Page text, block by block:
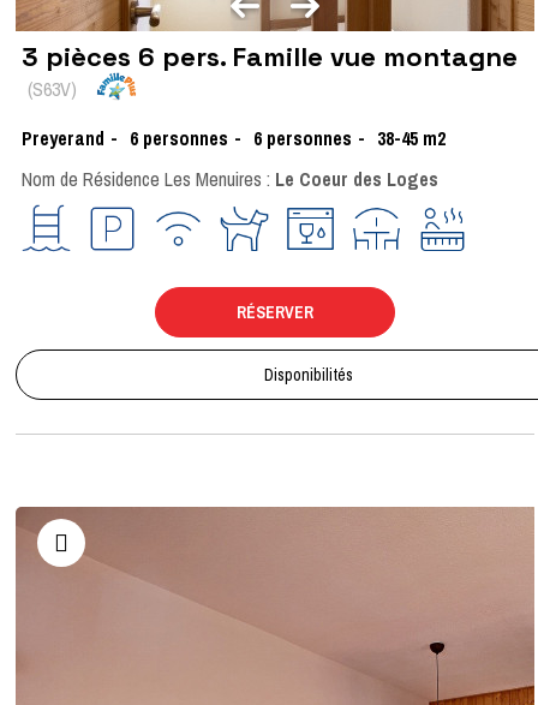
3 pièces 6 pers. Famille vue montagne
(S63V)
Preyerand
6 personnes 6 personnes 38-45 m2
Nom de Résidence Les Menuires : Le Coeur des Loges
RÉSERVER
Disponibilités